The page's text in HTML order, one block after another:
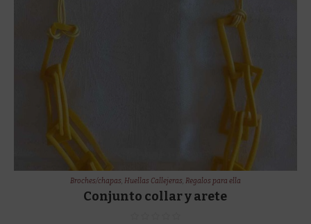
Broches/chapas, Huellas Callejeras, Regalos para ella
Conjunto collar y arete